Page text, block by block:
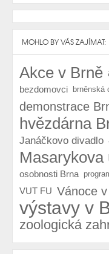
MOHLO BY VÁS ZAJÍMAT:
Akce v Brně
bezdomovci brněnská
demonstrace
hvězdárna
Janáčkovo divadlo
Masarykova
osobnosti Brna
VUT FU Vánoce
výstavy v
zoologická